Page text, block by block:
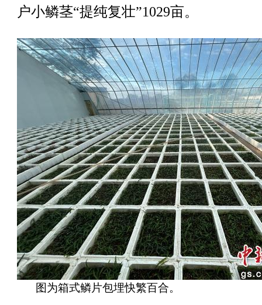
户小鳞茎“提纯复壮”1029亩。
图为箱式鳞片包埋快繁百合。